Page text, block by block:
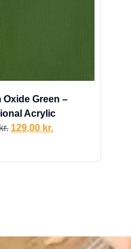
Green –
Acrylic
129,00 kr.